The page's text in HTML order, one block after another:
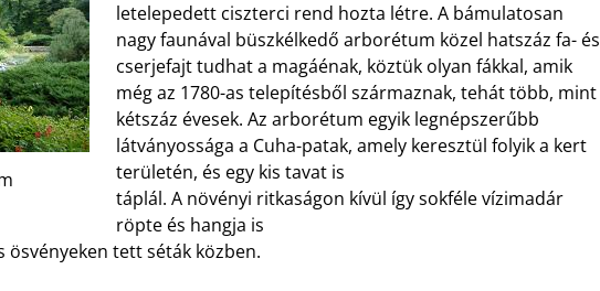
letelepedett ciszterci rend hozta létre. A bámulatosan
nagy faunával büszkélkedő arborétum közel hatszáz fa- és
cserjefajt tudhat a magáénak, köztük olyan fákkal, amik
még az 1780-as telepítésből származnak, tehát több, mint
kétszáz évesek. Az arborétum egyik legnépszerűbb
látványossága a Cuha-patak, amely keresztül folyik a kert
területén, és egy kis tavat is
táplál. A növényi ritkaságon kívül így sokféle vízimadár
röpte és hangja is
ösvényeken tett séták közben.